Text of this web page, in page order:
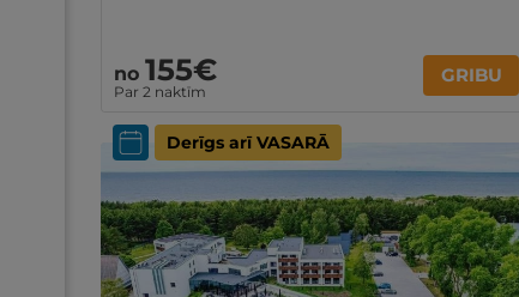
no 155€
Par 2 naktīm
GRIBU
Derīgs arī VASARĀ